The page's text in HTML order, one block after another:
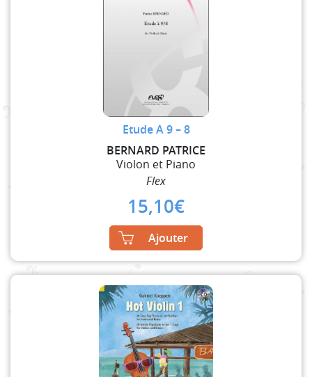
Etude A 9 – 8
BERNARD PATRICE
Violon et Piano
Flex
15,10€
Ajouter